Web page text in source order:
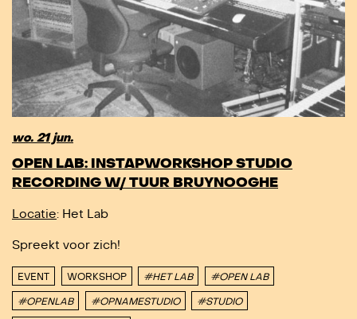
wo. 21 jun.
OPEN LAB: INSTAPWORKSHOP STUDIO
RECORDING W/ TUUR BRUYNOOGHE
Locatie: Het Lab
Spreekt voor zich!
EVENT WORKSHOP #HET LAB #OPEN LAB
#OPENLAB #OPNAMESTUDIO #STUDIO